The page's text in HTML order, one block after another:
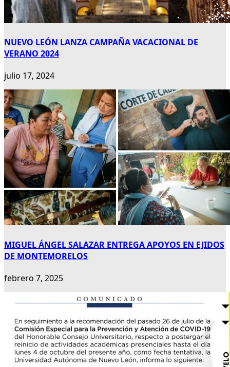
NUEVO LEÓN LANZA CAMPAÑA VACACIONAL DE
VERANO 2024
julio 17, 2024
MIGUEL ÁNGEL SALAZAR ENTREGA APOYOS EN EJIDOS
DE MONTEMORELOS
febrero 7, 2025